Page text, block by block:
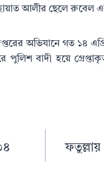
আলীর ছেলে রুবেল
অভিযানে গত ১৪
পুলিশ বাদী হয়ে
ফতুল্লায়